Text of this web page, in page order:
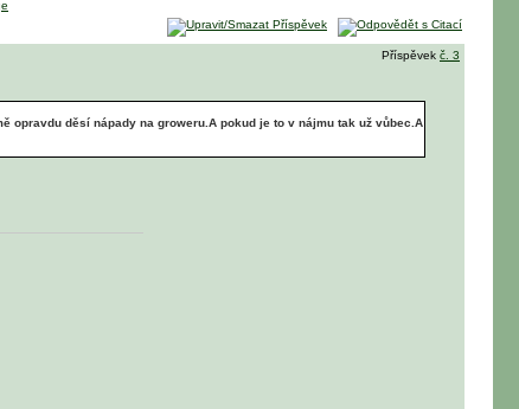
Příspěvek č. 3
opravdu děsí nápady na groweru.A pokud je to v nájmu tak už vůbec.A